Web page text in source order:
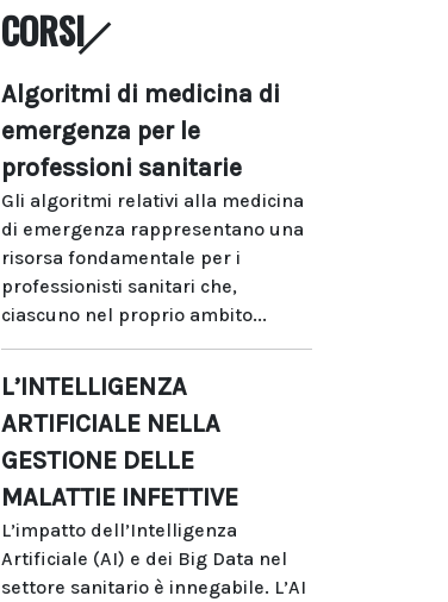
CORSI
Algoritmi di medicina di
emergenza per le
professioni sanitarie
Gli algoritmi relativi alla medicina
di emergenza rappresentano una
risorsa fondamentale per i
professionisti sanitari che,
ciascuno nel proprio ambito...
L’INTELLIGENZA
ARTIFICIALE NELLA
GESTIONE DELLE
MALATTIE INFETTIVE
L’impatto dell’Intelligenza
Artificiale (AI) e dei Big Data nel
settore sanitario è innegabile. L’AI